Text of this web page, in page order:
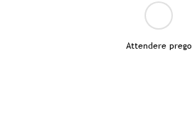
Attendere prego